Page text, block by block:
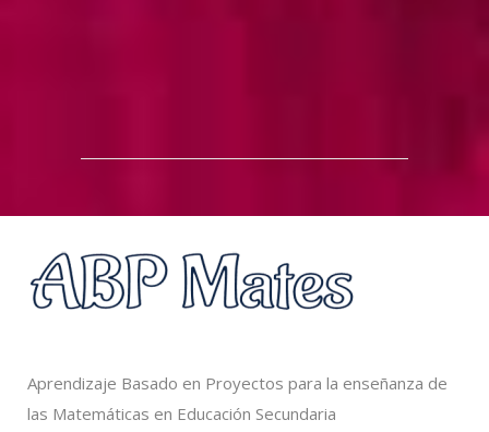
Aprendizaje Basado en Proyectos para la enseñanza de
las Matemáticas en Educación Secundaria